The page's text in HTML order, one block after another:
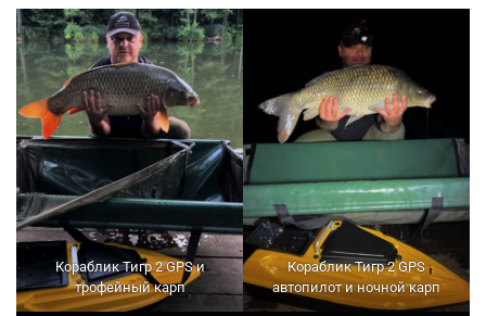
Кораблик Тигр 2 GPS и
трофейный карп
Кораблик Тигр 2 GPS
автопилот и ночной карп